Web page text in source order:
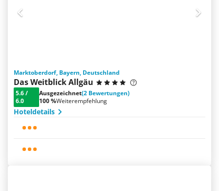
Marktoberdorf, Bayern, Deutschland
Das Weitblick Allgäu
5.6/
6.0
Ausgezeichnet(2 Bewertungen)
100 %Weiterempfehlung
Hoteldetails